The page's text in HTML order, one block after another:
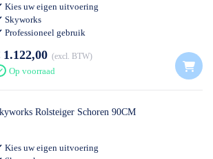
Kies uw eigen uitvoering
Skyworks
Professioneel gebruik
1.122,00 excl. BTW
Op voorraad
Rolsteiger Schoren 90CM
Kies uw eigen uitvoering